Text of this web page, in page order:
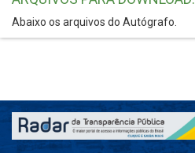
Abaixo os arquivos do Autógrafo.